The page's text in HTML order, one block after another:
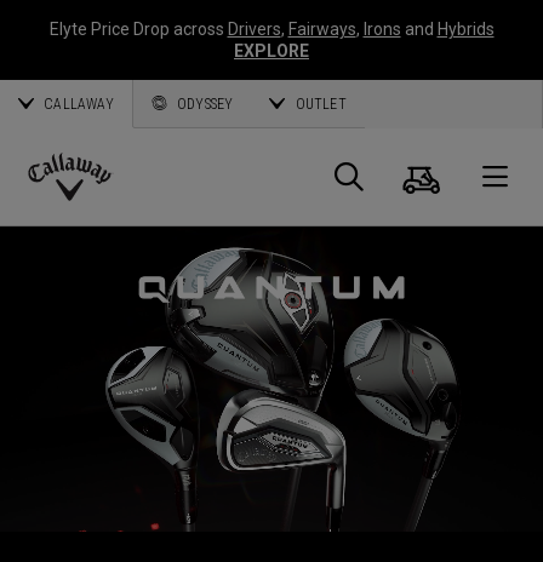
Elyte Price Drop across Drivers, Fairways, Irons and Hybrids
EXPLORE
CALLAWAY ODYSSEY OUTLET
Callaway
Panier